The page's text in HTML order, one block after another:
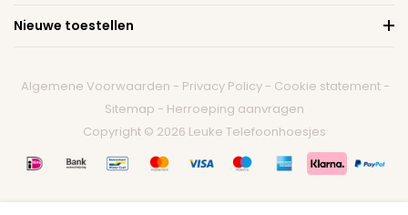
Nieuwe toestellen
Algemene Voorwaarden - Privacy Policy - Cookie statement -
Sitemap - Herroeping aanvragen
Copyright © 2026 Leuke Telefoonhoesjes